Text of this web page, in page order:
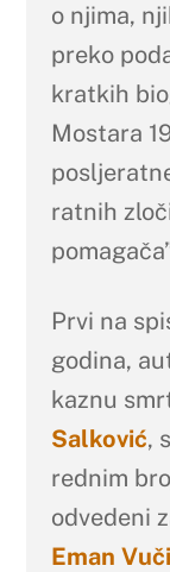
o njima,
preko
kratkih
Mostara
ratnih
Prvi na
godina,
kaznu
Salković,
rednim
odvedeni
Eman